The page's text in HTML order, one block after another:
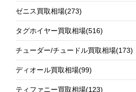
ゼニス買取相場(273)
タグホイヤー買取相場(516)
チューダー/チュードル買取相場(173)
ディオール買取相場(99)
ティファニー買取相場(123)